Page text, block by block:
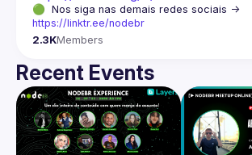
https://linktr.ee/nodebr
2.3KMembers
Recent Events